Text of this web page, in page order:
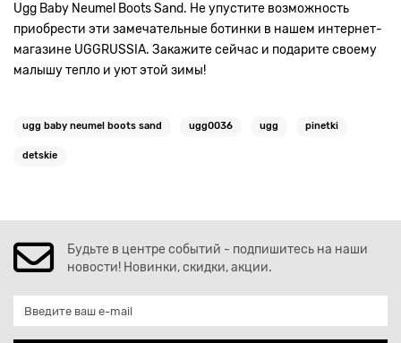
Ugg Baby Neumel Boots Sand. Не упустите возможность
приобрести эти замечательные ботинки в нашем интернет-
магазине UGGRUSSIA. Закажите сейчас и подарите своему
малышу тепло и уют этой зимы!
ugg baby neumel boots sand ugg0036 ugg pinetki
detskie
Будьте в центре событий - подпишитесь на наши
новости! Новинки, скидки, акции.